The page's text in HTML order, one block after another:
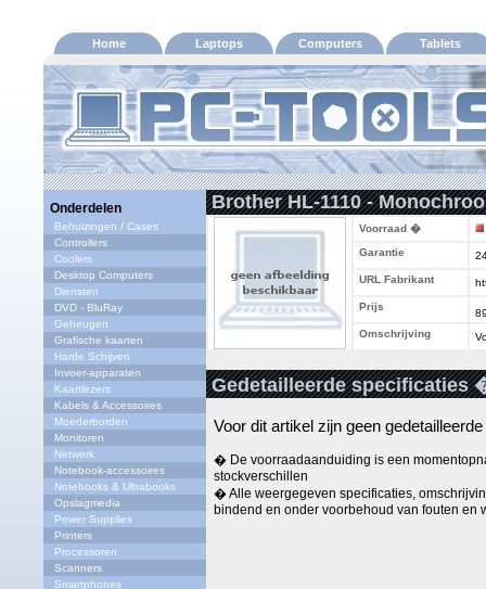
Home Laptops Computers Tablets
Onderdelen
Behuizingen / Cases
Controllers
Coolers
Desktop Computers
Diensten
DVD - BluRay
Geheugen
Grafische kaarten
Harde Schijven
Invoer-apparaten
Kaartlezers
Kabels & Accessoires
Moederborden
Monitoren
Netwerk
Notebook-accessoires
Notebooks & Ultrabooks
Opslagmedia
Power Supplies
Printers
Processoren
Scanners
Smartphones
Brother HL-1110 -
Voorraad �
Garantie
URL Fabrikant
Prijs
Omschrijving
Gedetailleerde specificaties
Voor dit artikel zijn geen
� De voorraadaanduiding is een
stockverschillen
� Alle weergegeven specificaties,
bindend en onder voorbehoud van fouten en